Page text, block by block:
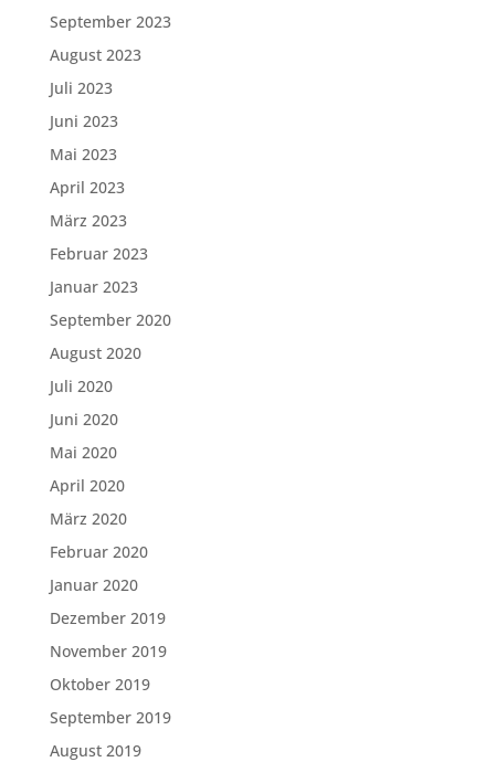
September 2023
August 2023
Juli 2023
Juni 2023
Mai 2023
April 2023
März 2023
Februar 2023
Januar 2023
September 2020
August 2020
Juli 2020
Juni 2020
Mai 2020
April 2020
März 2020
Februar 2020
Januar 2020
Dezember 2019
November 2019
Oktober 2019
September 2019
August 2019